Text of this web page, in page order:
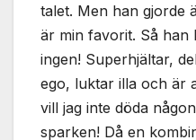
talet. Men han gjorde
är min favorit. Så han
ingen! Superhjältar,
ego, luktar illa och är
vill jag inte döda
sparken! Då en